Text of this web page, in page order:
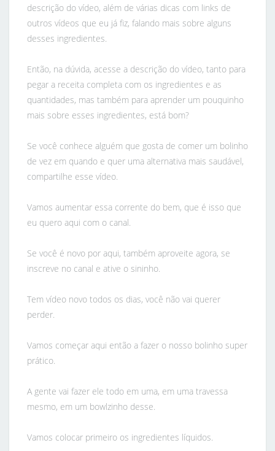
descrição do vídeo, além de várias dicas com links de
outros vídeos que eu já fiz, falando mais sobre alguns
desses ingredientes.
Então, na dúvida, acesse a descrição do vídeo, tanto para
pegar a receita completa com os ingredientes e as
quantidades, mas também para aprender um pouquinho
mais sobre esses ingredientes, está bom?
Se você conhece alguém que gosta de comer um bolinho
de vez em quando e quer uma alternativa mais saudável,
compartilhe esse vídeo.
Vamos aumentar essa corrente do bem, que é isso que
eu quero aqui com o canal.
Se você é novo por aqui, também aproveite agora, se
inscreve no canal e ative o sininho.
Tem vídeo novo todos os dias, você não vai querer
perder.
Vamos começar aqui então a fazer o nosso bolinho super
prático.
A gente vai fazer ele todo em uma, em uma travessa
mesmo, em um bowlzinho desse.
Vamos colocar primeiro os ingredientes líquidos.